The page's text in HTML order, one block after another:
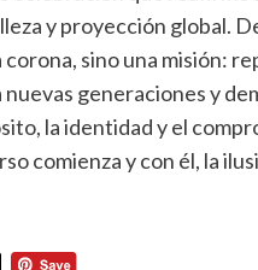
y proyección global.
sino una misión:
generaciones y
la identidad y el
comienza y con él, la